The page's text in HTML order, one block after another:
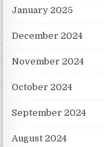
January 2025
December 2024
November 2024
October 2024
September 2024
August 2024